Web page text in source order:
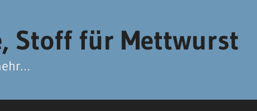
Stoff für Mettwurst